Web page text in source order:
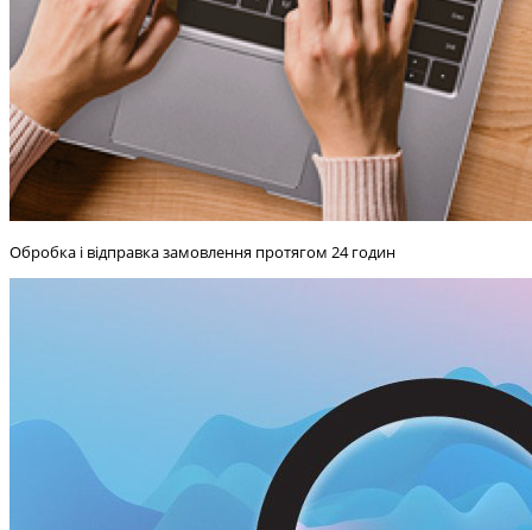
Обробка і відправка замовлення протягом 24 годин